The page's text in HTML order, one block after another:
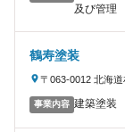
及び管理
鶴寿塗装
〒063-0012 北海
事業内容 建築塗装